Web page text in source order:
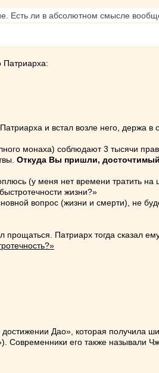
Есть ли в абсолютном смысле
Патриарха:
и встал возле него, держа в
монаха) соблюдают 3 тысячи
Откуда Вы пришли,
(у меня нет времени тратить на
жизни?»
вопрос (жизни и смерти), не
прощаться. Патриарх тогда сказал
Дао», которая получила
его также называли